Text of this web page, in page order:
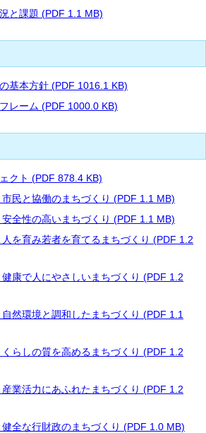
と課題 (PDF 1.1 MB)
基本方針 (PDF 1016.1 KB)
レーム (PDF 1000.0 KB)
クト (PDF 878.4 KB)
民と協働のまちづくり (PDF 1.1 MB)
全性の高いまちづくり (PDF 1.1 MB)
を育み若者を育てるまちづくり (PDF 1.2
康で人にやさしいまちづくり (PDF 1.2
然環境と調和したまちづくり (PDF 1.1
らしの質を高めるまちづくり (PDF 1.2
業活力にあふれたまちづくり (PDF 1.2
全な行財政のまちづくり (PDF 1.0 MB)